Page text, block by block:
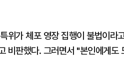
위가 체포 영장 집행이 불법이라
비판했다. 그러면서 "본인에게도